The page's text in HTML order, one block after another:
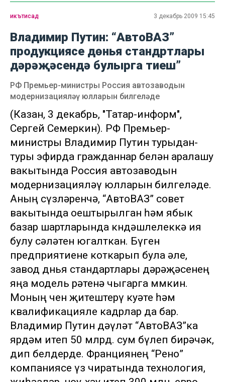
икътисад 3 декабрь 2009 15:45
Владимир Путин: “АвтоВАЗ”
продукциясе дөнья стандртлары
дәрәҗәсендә булырга тиеш”
РФ Премьер-министры Россия автозаводын
модернизацияләү юлларын билгеләде
(Казан, 3 декабрь, "Татар-информ",
Сергей Семеркин). РФ Премьер-
министры Владимир Путин турыдан-
туры эфирда гражданнар белән аралашу
вакытында Россия автозаводын
модернизацияләү юлларын билгеләде.
Аның сүзләренчә, “АвтоВАЗ” совет
вакытында оештырылган һәм ябык
базар шартларында көндәшлелеккә ия
булу сәләтен югалткан. Бүген
предприятиене коткарып була әле,
завод дөнья стандартлары дәрәҗәсенең
яңа модель рәтенә чыгарга мөмкин.
Моның өчен җитештерү куәте һәм
квалификацияле кадрлар да бар.
Владимир Путин дәүләт “АвтоВАЗ”ка
ярдәм итеп 50 млрд. сум бүлеп бирәчәк,
дип белдерде. Франциянең “Рено”
компаниясе үз чиратында технология,